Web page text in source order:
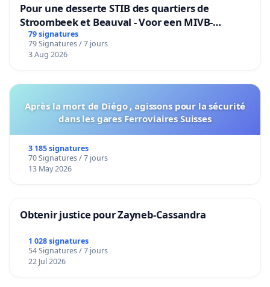
Pour une desserte STIB des quartiers de
Stroombeek et Beauval - Voor een MIVB-
bediening van de wijken Strombeek en Het
Voor
79 signatures
79 Signatures / 7 jours
3 Aug 2026
Après la mort de Diégo , agissons pour la sécurité
dans les gares Ferroviaires Suisses
3 185 signatures
70 Signatures / 7 jours
13 May 2026
Obtenir justice pour Zayneb-Cassandra
1 028 signatures
54 Signatures / 7 jours
22 Jul 2026